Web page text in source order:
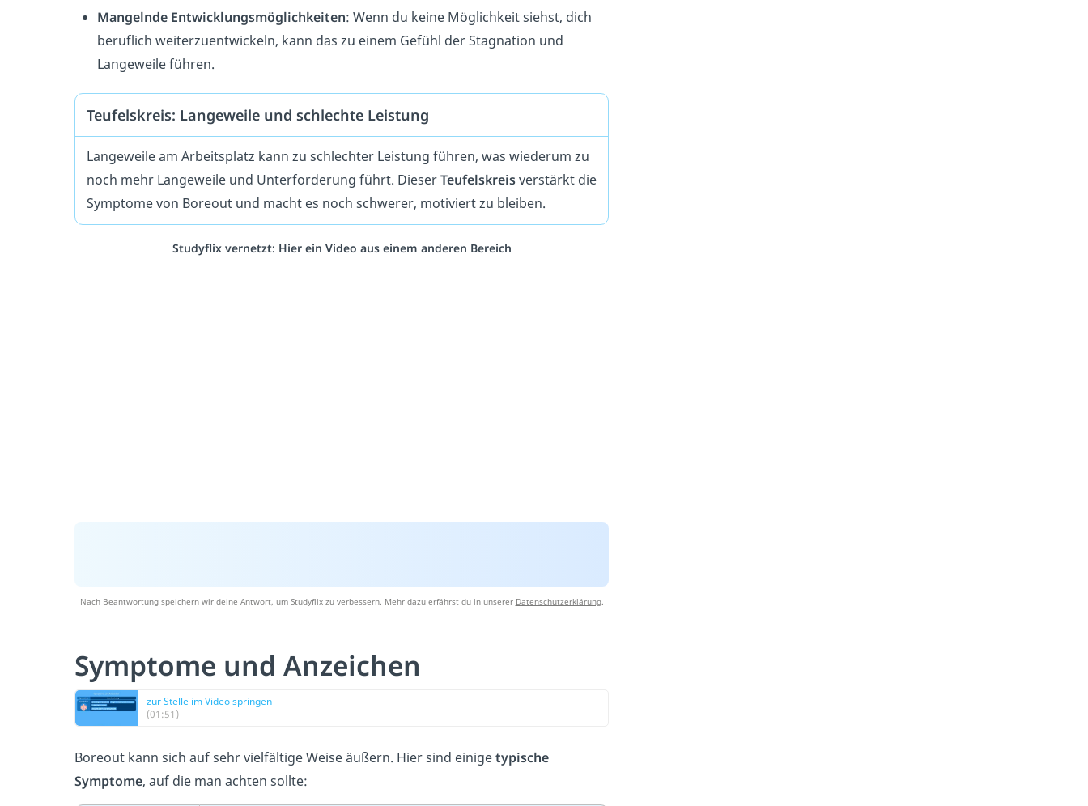
Mangelnde Entwicklungsmöglichkeiten: Wenn du keine Möglichkeit siehst, dich
beruflich weiterzuentwickeln, kann das zu einem Gefühl der Stagnation und
Langeweile führen.
Teufelskreis: Langeweile und schlechte Leistung
Langeweile am Arbeitsplatz kann zu schlechter Leistung führen, was wiederum zu
noch mehr Langeweile und Unterforderung führt. DieserTeufelskreisverstärkt die
Symptome von Boreout und macht es noch schwerer, motiviert zu bleiben.
Studyflix vernetzt: Hier ein Video aus einem anderen Bereich
Nach Beantwortung speichern wir deine Antwort, um Studyflix zu verbessern. Mehr dazu erfährst du in unserer Datenschutzerklärung.
Symptome und Anzeichen
zur Stelle im Video springen
(01:51)
Boreout kann sich auf sehr vielfältige Weise äußern. Hier sind einigetypische
Symptome, auf die man achten sollte: